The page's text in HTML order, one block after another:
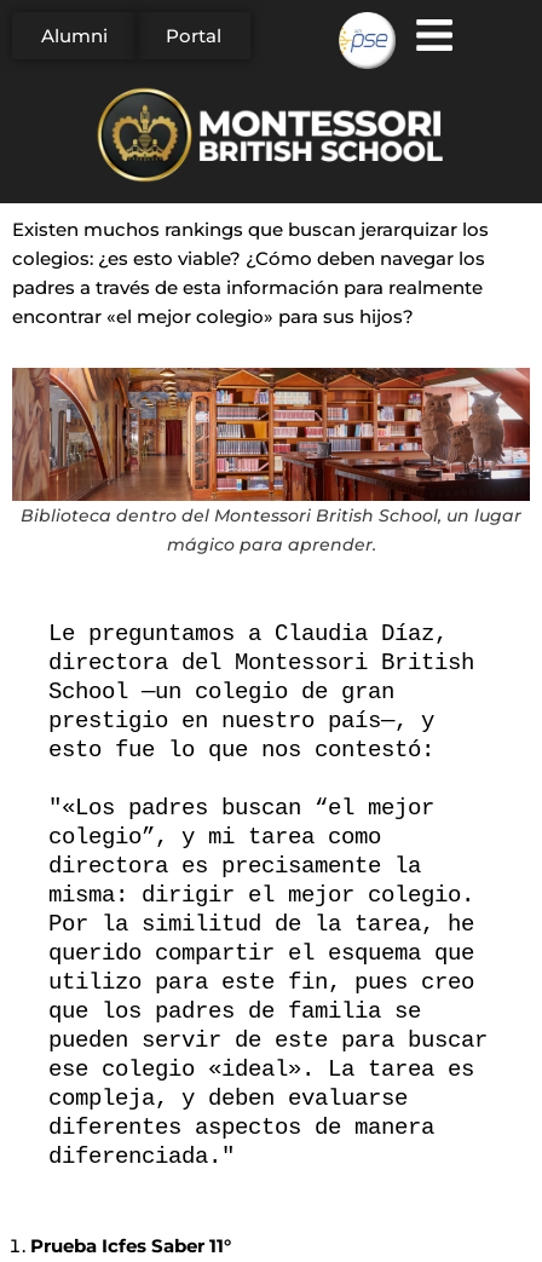
contenido
Alumni Portal
Existen muchos rankings que buscan jerarquizar los
colegios: ¿es esto viable? ¿Cómo deben navegar los
padres a través de esta información para realmente
encontrar «el mejor colegio» para sus hijos?
Biblioteca dentro del Montessori British School, un lugar
mágico para aprender.
Le preguntamos a Claudia Díaz,
directora del Montessori British
School —un colegio de gran
prestigio en nuestro país—, y
esto fue lo que nos contestó:
"«Los padres buscan “el mejor
colegio”, y mi tarea como
directora es precisamente la
misma: dirigir el mejor colegio.
Por la similitud de la tarea, he
querido compartir el esquema que
utilizo para este fin, pues creo
que los padres de familia se
pueden servir de este para buscar
ese colegio «ideal». La tarea es
compleja, y deben evaluarse
diferentes aspectos de manera
diferenciada."
Prueba Icfes Saber 11°